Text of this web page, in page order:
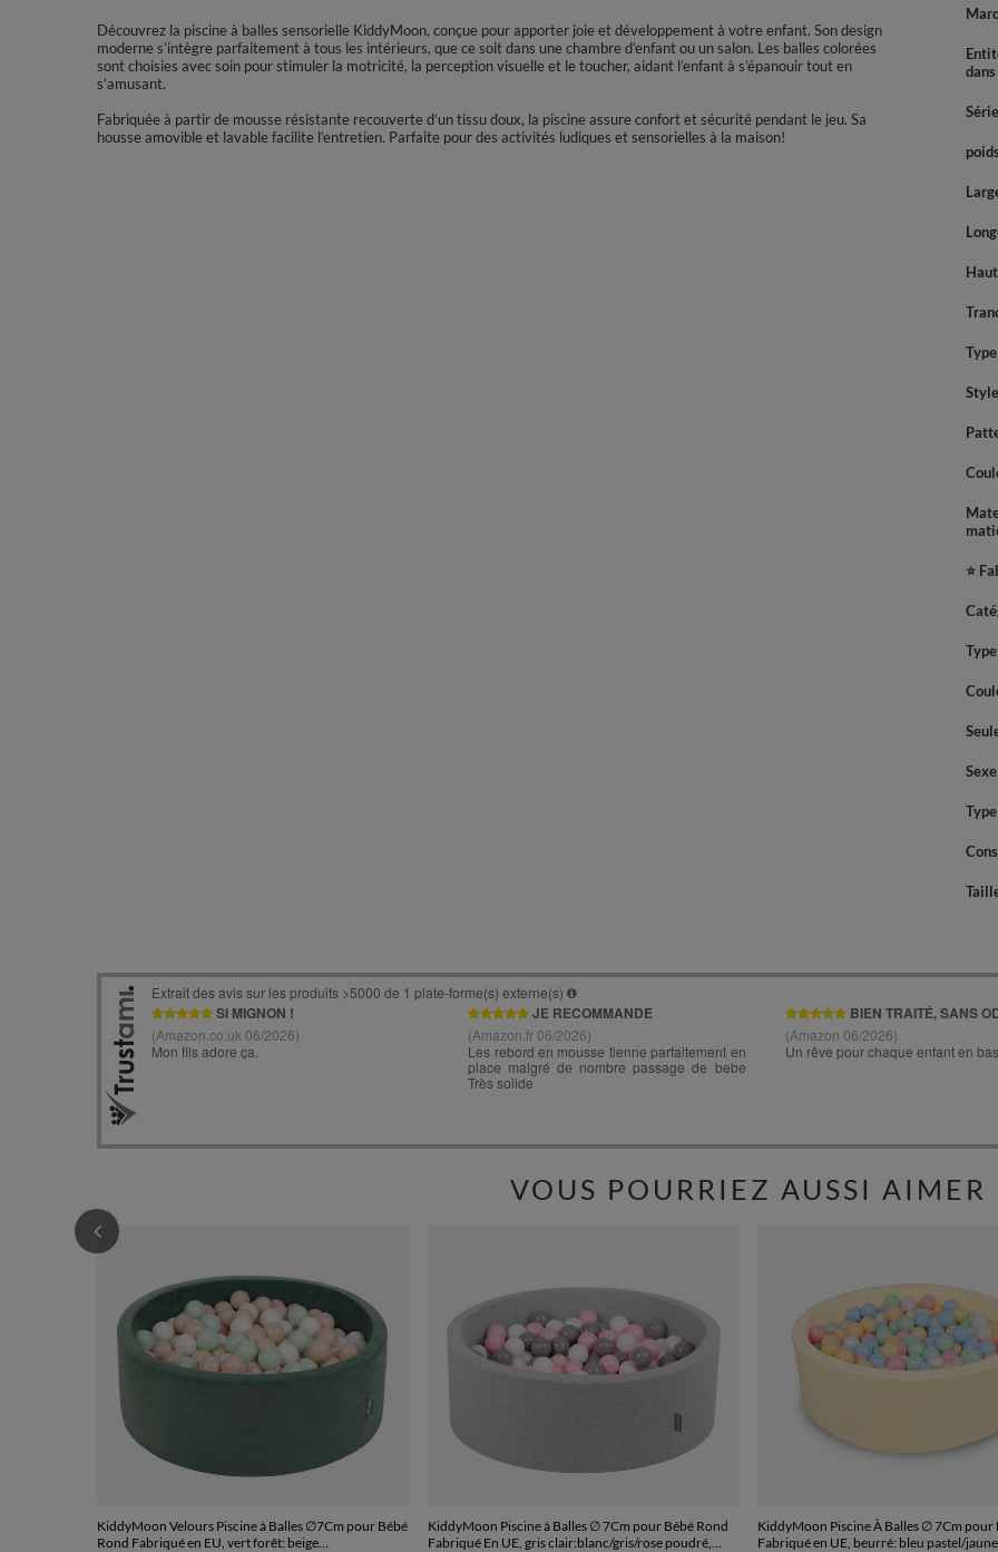
Découvrez la piscine à balles sensorielle KiddyMoon, conçue pour apporter joie et développement à votre enfant. Son design
moderne s’intègre parfaitement à tous les intérieurs, que ce soit dans une chambre d’enfant ou un salon. Les balles colorées
sont choisies avec soin pour stimuler la motricité, la perception visuelle et le toucher, aidant l’enfant à s’épanouir tout en
s’amusant.
Fabriquée à partir de mousse résistante recouverte d’un tissu doux, la piscine assure confort et sécurité pendant le jeu. Sa
housse amovible et lavable facilite l’entretien. Parfaite pour des activités ludiques et sensorielles à la maison!
Style
⭐
Type
Sexe
VOUS POURRIEZ AUSSI AIMER
KiddyMoon Velours Piscine à Balles ∅7Cm pour Bébé
Rond Fabriqué en EU, vert forêt: beige
KiddyMoon Piscine à Balles ∅ 7Cm pour Bébé Rond
Fabriqué En UE, gris clair:blanc/gris/rose poudré,
KiddyMoon Piscine À Balles ∅ 7Cm pour
Fabriqué en UE, beurré: bleu pastel/jaune